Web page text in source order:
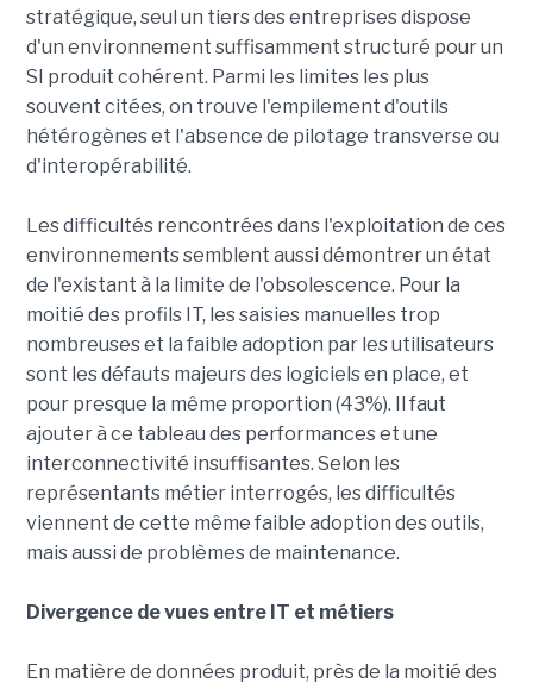
stratégique, seul un tiers des entreprises dispose
d'un environnement suffisamment structuré pour un
SI produit cohérent. Parmi les limites les plus
souvent citées, on trouve l'empilement d'outils
hétérogènes et l'absence de pilotage transverse ou
d'interopérabilité.
Les difficultés rencontrées dans l'exploitation de ces
environnements semblent aussi démontrer un état
de l'existant à la limite de l'obsolescence. Pour la
moitié des profils IT, les saisies manuelles trop
nombreuses et la faible adoption par les utilisateurs
sont les défauts majeurs des logiciels en place, et
pour presque la même proportion (43%). Il faut
ajouter à ce tableau des performances et une
interconnectivité insuffisantes. Selon les
représentants métier interrogés, les difficultés
viennent de cette même faible adoption des outils,
mais aussi de problèmes de maintenance.
Divergence de vues entre IT et métiers
En matière de données produit, près de la moitié des